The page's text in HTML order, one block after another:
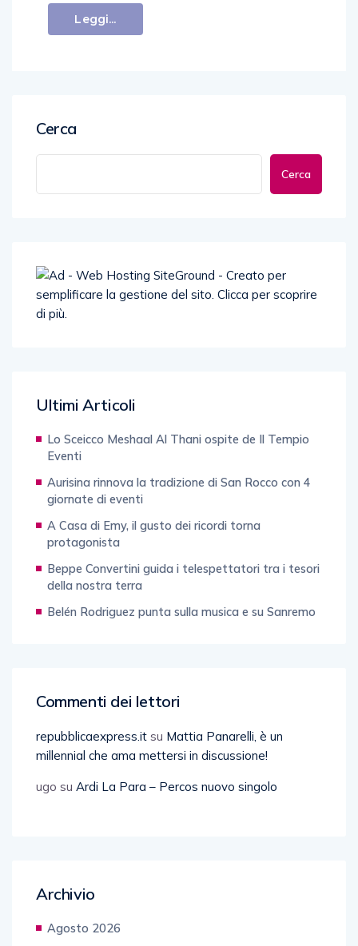
Leggi...
Cerca
Cerca
Ultimi Articoli
Lo Sceicco Meshaal Al Thani ospite de Il Tempio
Eventi
Aurisina rinnova la tradizione di San Rocco con 4
giornate di eventi
A Casa di Emy, il gusto dei ricordi torna
protagonista
Beppe Convertini guida i telespettatori tra i tesori
della nostra terra
Belén Rodriguez punta sulla musica e su Sanremo
Commenti dei lettori
repubblicaexpress.it su Mattia Panarelli, è un
millennial che ama mettersi in discussione!
ugo su Ardi La Para – Percos nuovo singolo
Archivio
Agosto 2026